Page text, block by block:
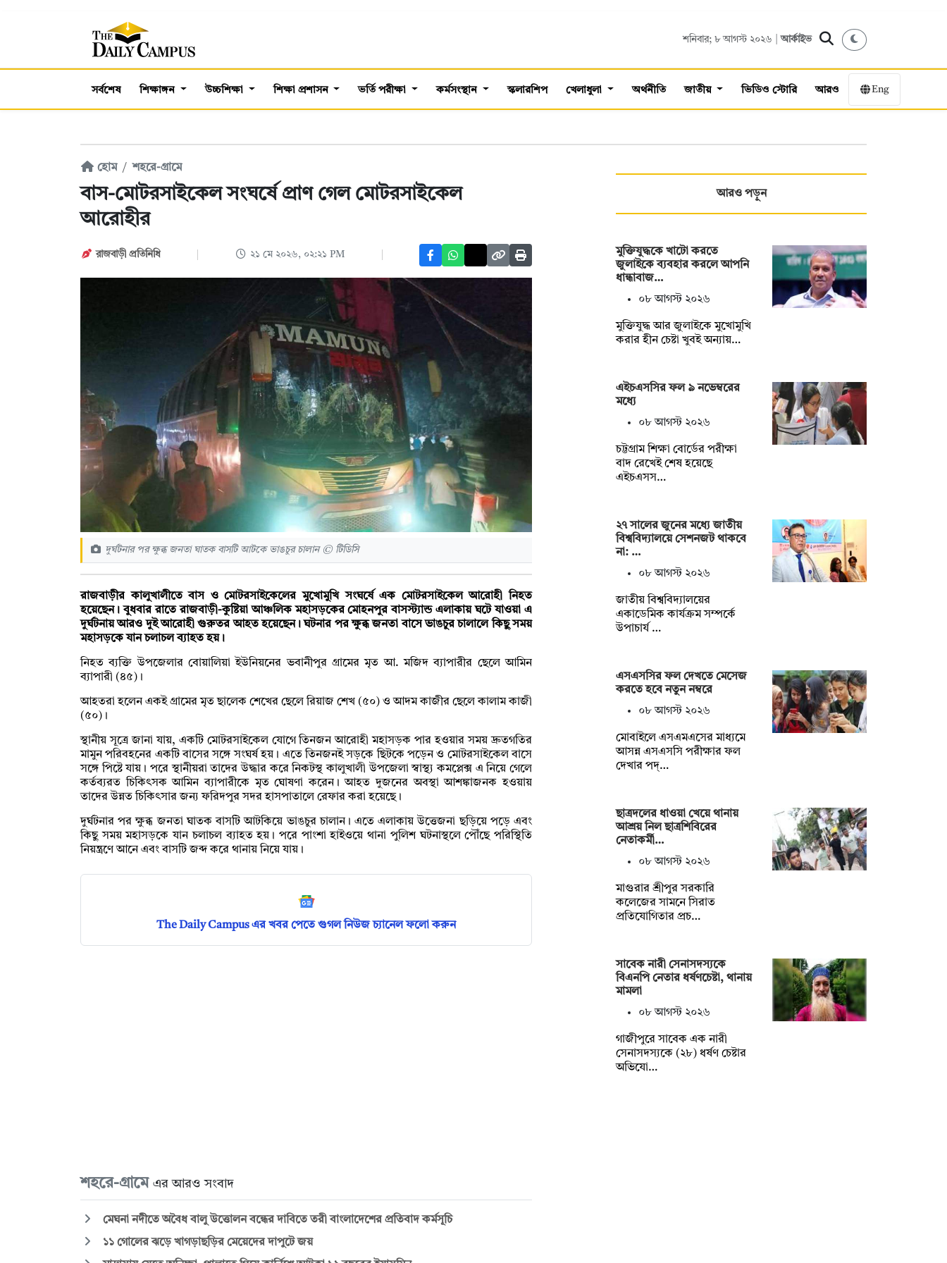
শনিবার; ৮ আগস্ট ২০২৬ |আর্কাইভ
সর্বশেষ শিক্ষাঙ্গন উচ্চশিক্ষা শিক্ষা প্রশাসন ভর্তি পরীক্ষা কর্মসংস্থান স্কলারশিপ খেলাধুলা অর্থনীতি জাতীয় ভিডিও স্টোরি আরও Eng
হোম শহরে-গ্রামে
বাস-মোটরসাইকেল সংঘর্ষে প্রাণ গেল মোটরসাইকেল
আরোহীর
রাজবাড়ী প্রতিনিধি ২১ মে ২০২৬, ০২:২১ PM
দুর্ঘটনার পর ক্ষুব্ধ জনতা ঘাতক বাসটি আটকে ভাঙচুর চালান © টিডিসি
রাজবাড়ীর কালুখালীতে বাস ও মোটরসাইকেলের মুখোমুখি সংঘর্ষে এক মোটরসাইকেল আরোহী নিহত
হয়েছেন। বুধবার রাতে রাজবাড়ী-কুষ্টিয়া আঞ্চলিক মহাসড়কের মোহনপুর বাসস্ট্যান্ড এলাকায় ঘটে যাওয়া এ
দুর্ঘটনায় আরও দুই আরোহী গুরুতর আহত হয়েছেন। ঘটনার পর ক্ষুব্ধ জনতা বাসে ভাঙচুর চালালে কিছু সময়
মহাসড়কে যান চলাচল ব্যাহত হয়।
নিহত ব্যক্তি উপজেলার বোয়ালিয়া ইউনিয়নের ভবানীপুর গ্রামের মৃত আ. মজিদ ব্যাপারীর ছেলে আমিন
ব্যাপারী (৪৫)।
আহতরা হলেন একই গ্রামের মৃত ছালেক শেখের ছেলে রিয়াজ শেখ (৫০) ও আদম কাজীর ছেলে কালাম কাজী
(৫০)।
স্থানীয় সূত্রে জানা যায়, একটি মোটরসাইকেল যোগে তিনজন আরোহী মহাসড়ক পার হওয়ার সময় দ্রুতগতির
মামুন পরিবহনের একটি বাসের সঙ্গে সংঘর্ষ হয়। এতে তিনজনই সড়কে ছিটকে পড়েন ও মোটরসাইকেল বাসে
সঙ্গে পিষ্টে যায়। পরে স্থানীয়রা তাদের উদ্ধার করে নিকটস্থ কালুখালী উপজেলা স্বাস্থ্য কমপ্লেক্স এ নিয়ে গেলে
কর্তব্যরত চিকিৎসক আমিন ব্যাপারীকে মৃত ঘোষণা করেন। আহত দুজনের অবস্থা আশঙ্কাজনক হওয়ায়
তাদের উন্নত চিকিৎসার জন্য ফরিদপুর সদর হাসপাতালে রেফার করা হয়েছে।
দুর্ঘটনার পর ক্ষুব্ধ জনতা ঘাতক বাসটি আটকিয়ে ভাঙচুর চালান। এতে এলাকায় উত্তেজনা ছড়িয়ে পড়ে এবং
কিছু সময় মহাসড়কে যান চলাচল ব্যাহত হয়। পরে পাংশা হাইওয়ে থানা পুলিশ ঘটনাস্থলে পৌঁছে পরিস্থিতি
নিয়ন্ত্রণে আনে এবং বাসটি জব্দ করে থানায় নিয়ে যায়।
The Daily Campus এর খবর পেতে গুগল নিউজ চ্যানেল ফলো করুন
শহরে-গ্রামে এর আরও সংবাদ
মেঘনা নদীতে অবৈধ বালু উত্তোলন বন্ধের দাবিতে তরী বাংলাদেশের প্রতিবাদ কর্মসূচি
১১ গোলের ঝড়ে খাগড়াছড়ির মেয়েদের দাপুটে জয়
আরও পড়ুন
মুক্তিযুদ্ধকে খাটো করতে
জুলাইকে ব্যবহার করলে আপনি
ধান্ধাবাজ…
০৮ আগস্ট ২০২৬
মুক্তিযুদ্ধ আর জুলাইকে মুখোমুখি
করার হীন চেষ্টা খুবই অন্যায়…
এইচএসসির ফল ৯ নভেম্বরের
মধ্যে
০৮ আগস্ট ২০২৬
চট্টগ্রাম শিক্ষা বোর্ডের পরীক্ষা
বাদ রেখেই শেষ হয়েছে
এইচএসস…
২৭ সালের জুনের মধ্যে জাতীয়
বিশ্ববিদ্যালয়ে সেশনজট থাকবে
না: …
০৮ আগস্ট ২০২৬
জাতীয় বিশ্ববিদ্যালয়ের
একাডেমিক কার্যক্রম সম্পর্কে
উপাচার্য …
এসএসসির ফল দেখতে মেসেজ
করতে হবে নতুন নম্বরে
০৮ আগস্ট ২০২৬
মোবাইলে এসএমএসের মাধ্যমে
আসন্ন এসএসসি পরীক্ষার ফল
দেখার পদ্…
ছাত্রদলের ধাওয়া খেয়ে থানায়
আশ্রয় নিল ছাত্রশিবিরের
নেতাকর্মী…
০৮ আগস্ট ২০২৬
মাগুরার শ্রীপুর সরকারি
কলেজের সামনে সিরাত
প্রতিযোগিতার প্রচ…
সাবেক নারী সেনাসদস্যকে
বিএনপি নেতার ধর্ষণচেষ্টা, থানায়
মামলা
০৮ আগস্ট ২০২৬
গাজীপুরে সাবেক এক নারী
সেনাসদস্যকে (২৮) ধর্ষণ চেষ্টার
অভিযো…